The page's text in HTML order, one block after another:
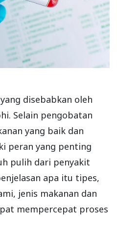
disebabkan oleh
Selain pengobatan
yang baik dan
peran yang penting
pulih dari penyakit
apa itu tipes,
jenis makanan dan
mempercepat proses